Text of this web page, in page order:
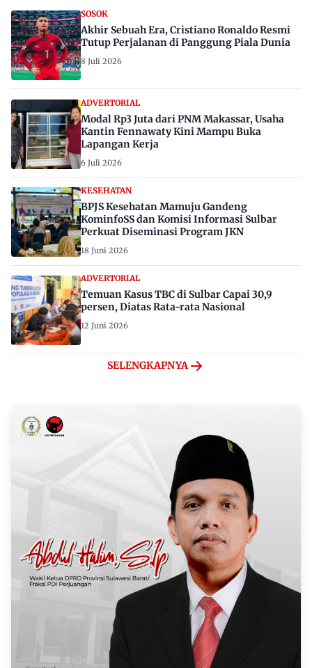
SOSOK
Akhir Sebuah Era, Cristiano Ronaldo Resmi
Tutup Perjalanan di Panggung Piala Dunia
8 Juli 2026
ADVERTORIAL
Modal Rp3 Juta dari PNM Makassar, Usaha
Kantin Fennawaty Kini Mampu Buka
Lapangan Kerja
6 Juli 2026
KESEHATAN
BPJS Kesehatan Mamuju Gandeng
KominfoSS dan Komisi Informasi Sulbar
Perkuat Diseminasi Program JKN
18 Juni 2026
ADVERTORIAL
Temuan Kasus TBC di Sulbar Capai 30,9
persen, Diatas Rata-rata Nasional
12 Juni 2026
SELENGKAPNYA